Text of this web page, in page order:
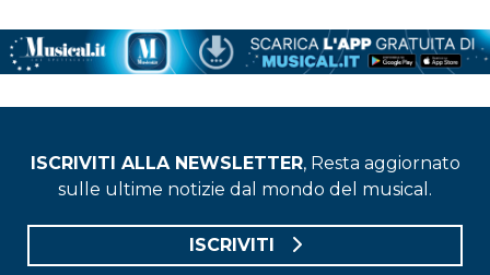
ISCRIVITI ALLA NEWSLETTER, Resta aggiornato
sulle ultime notizie dal mondo del musical.
ISCRIVITI